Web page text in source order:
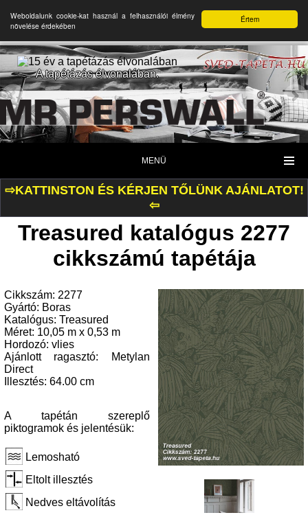
Értem
Weboldalunk cookie-kat használ a felhasználói élmény
növelése érdekében
A tapétázás élvonalában.
MENÜ
⇨KATTINSTON ÉS KÉRJEN TŐLÜNK AJÁNLATOT!
⇦
Treasured katalógus 2277
cikkszámú tapétája
Cikkszám: 2277
Gyártó: Boras
Katalógus: Treasured
Méret: 10,05 m x 0,53 m
Hordozó: vlies
Ajánlott ragasztó: Metylan
Direct
Illesztés: 64.00 cm
A tapétán szereplő
piktogramok és jelentésük:
Lemosható
Eltolt illesztés
Nedves eltávolítás